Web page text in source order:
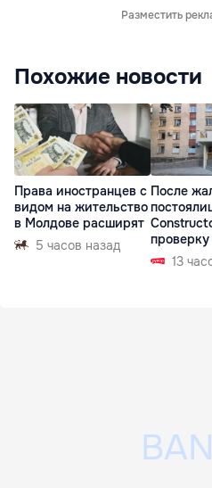
Разместить
Похожие новости
Права иностранцев с
видом на жительство
в Молдове расширят
5 часов назад
После
проверку
13